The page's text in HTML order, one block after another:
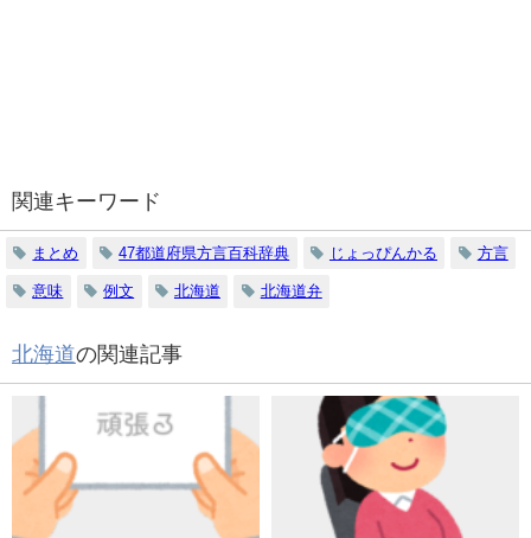
関連キーワード
まとめ 47都道府県方言百科辞典 じょっぴんかる 方言
意味 例文 北海道 北海道弁
北海道の関連記事